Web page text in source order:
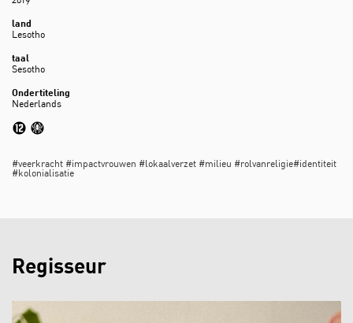
land
Lesotho
taal
Sesotho
Ondertiteling
Nederlands
#veerkracht #impactvrouwen #lokaalverzet #milieu #rolvanreligie#identiteit
#kolonialisatie
Regisseur